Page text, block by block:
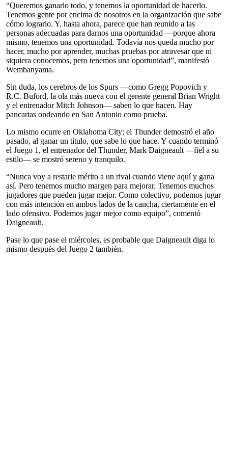
“Queremos ganarlo todo, y tenemos la oportunidad de hacerlo.
Tenemos gente por encima de nosotros en la organización que sabe
cómo lograrlo. Y, hasta ahora, parece que han reunido a las
personas adecuadas para darnos una oportunidad —porque ahora
mismo, tenemos una oportunidad. Todavía nos queda mucho por
hacer, mucho por aprender, muchas pruebas por atravesar que ni
siquiera conocemos, pero tenemos una oportunidad”, manifestó
Wembanyama.
Sin duda, los cerebros de los Spurs —como Gregg Popovich y
R.C. Buford, la ola más nueva con el gerente general Brian Wright
y el entrenador Mitch Johnson— saben lo que hacen. Hay
pancartas ondeando en San Antonio como prueba.
Lo mismo ocurre en Oklahoma City; el Thunder demostró el año
pasado, al ganar un título, que sabe lo que hace. Y cuando terminó
el Juego 1, el entrenador del Thunder, Mark Daigneault —fiel a su
estilo— se mostró sereno y tranquilo.
“Nunca voy a restarle mérito a un rival cuando viene aquí y gana
así. Pero tenemos mucho margen para mejorar. Tenemos muchos
jugadores que pueden jugar mejor. Como colectivo, podemos jugar
con más intención en ambos lados de la cancha, ciertamente en el
lado ofensivo. Podemos jugar mejor como equipo”, comentó
Daigneault.
Pase lo que pase el miércoles, es probable que Daigneault diga lo
mismo después del Juego 2 también.